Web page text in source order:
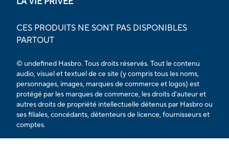
CES PRODUITS NE SONT PAS DISPONIBLES
PARTOUT
© undefined Hasbro. Tous droits réservés. Tout le contenu
audio, visuel et textuel de ce site (y compris tous les noms,
personnages, images, marques de commerce et logos) est
protégé par les marques de commerce, les droits d'auteur et
autres droits de propriété intellectuelle détenus par Hasbro ou
ses filiales, concédants, détenteurs de licence, fournisseurs et
comptes.